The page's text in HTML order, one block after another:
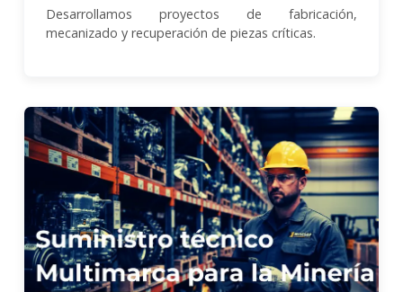
Desarrollamos proyectos de fabricación,
mecanizado y recuperación de piezas críticas.